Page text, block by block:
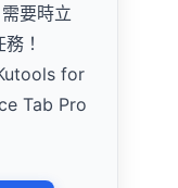
需要時立
！
for
Tab Pro